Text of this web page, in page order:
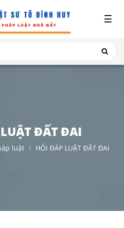
☰
ĐẤT ĐAI
luật HỎI ĐÁP LUẬT ĐẤT ĐAI